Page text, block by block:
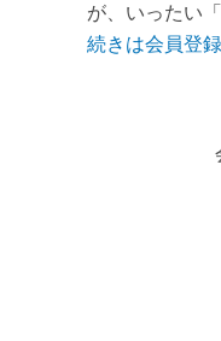
が、いったい
続きは会員登